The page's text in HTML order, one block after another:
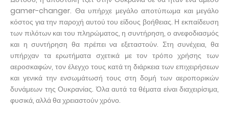
gamer-changer. Θα υπήρχε μεγάλο αποτύπωμα και μεγάλο
κόστος για την παροχή αυτού του είδους βοήθειας. Η εκπαίδευση
των πιλότων και του πληρώματος, η συντήρηση, ο ανεφοδιασμός
και η συντήρηση θα πρέπει να εξεταστούν. Στη συνέχεια, θα
υπήρχαν τα ερωτήματα σχετικά με τον τρόπο χρήσης των
αεροσκαφών, τον έλεγχο τους κατά τη διάρκεια των επιχειρήσεων
και γενικά την ενσωμάτωσή τους στη δομή των αεροπορικών
δυνάμεων της Ουκρανίας. Όλα αυτά τα θέματα είναι διαχειρίσιμα,
φυσικά, αλλά θα χρειαστούν χρόνο.